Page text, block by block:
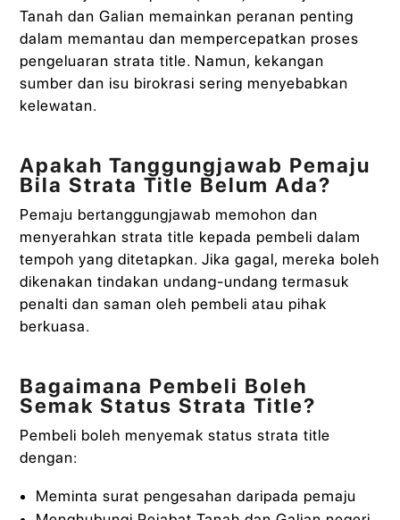
Tanah dan Galian memainkan peranan penting
dalam memantau dan mempercepatkan proses
pengeluaran strata title. Namun, kekangan
sumber dan isu birokrasi sering menyebabkan
kelewatan.
Apakah Tanggungjawab Pemaju
Bila Strata Title Belum Ada?
Pemaju bertanggungjawab memohon dan
menyerahkan strata title kepada pembeli dalam
tempoh yang ditetapkan. Jika gagal, mereka boleh
dikenakan tindakan undang-undang termasuk
penalti dan saman oleh pembeli atau pihak
berkuasa.
Bagaimana Pembeli Boleh
Semak Status Strata Title?
Pembeli boleh menyemak status strata title
dengan:
Meminta surat pengesahan daripada pemaju